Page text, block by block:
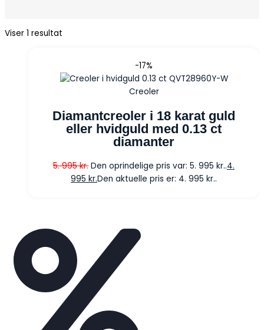
Viser 1 resultat
-17%
Creoler
Diamantcreoler i 18 karat guld
eller hvidguld med 0.13 ct
diamanter
5. 995kr. Den oprindelige pris var: 5. 995 kr..4.
995 kr.Den aktuelle pris er: 4. 995 kr..